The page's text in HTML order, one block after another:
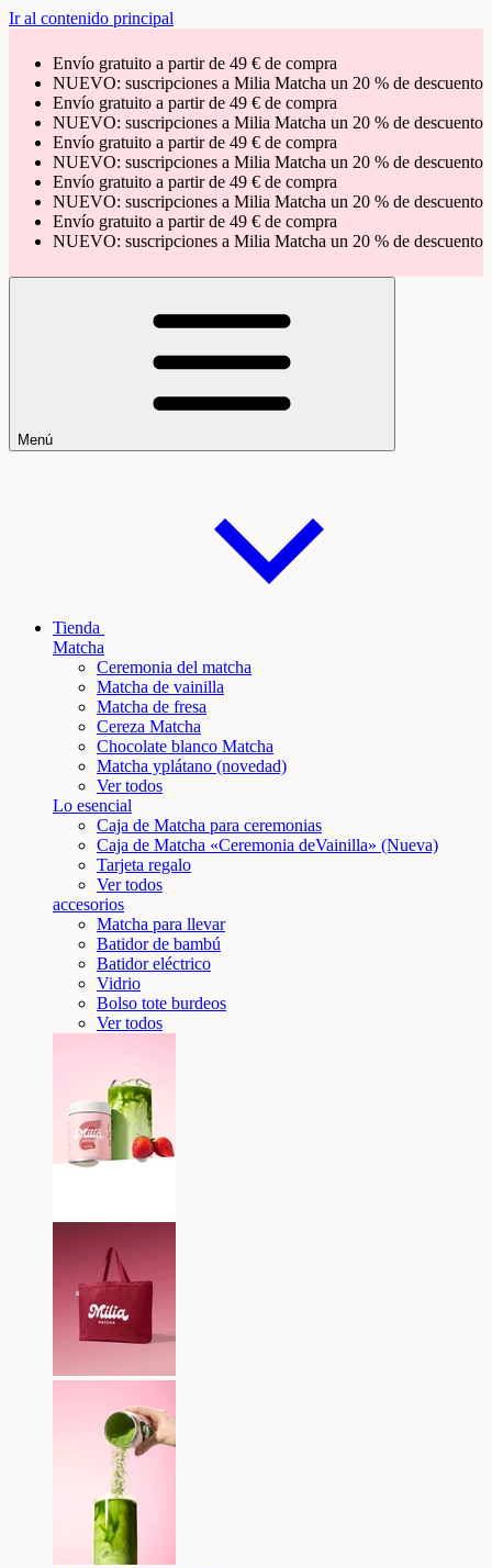
Ir al contenido principal
Envío gratuito a partir de 49 € de compra
NUEVO: suscripciones a Milia Matcha un 20 % de descuento
Envío gratuito a partir de 49 € de compra
NUEVO: suscripciones a Milia Matcha un 20 % de descuento
Envío gratuito a partir de 49 € de compra
NUEVO: suscripciones a Milia Matcha un 20 % de descuento
Envío gratuito a partir de 49 € de compra
NUEVO: suscripciones a Milia Matcha un 20 % de descuento
Envío gratuito a partir de 49 € de compra
NUEVO: suscripciones a Milia Matcha un 20 % de descuento
Menú
Tienda
Matcha
Ceremonia del matcha
Matcha de vainilla
Matcha de fresa
Cereza Matcha
Chocolate blanco Matcha
Matcha yplátano (novedad)
Ver todos
Lo esencial
Caja de Matcha para ceremonias
Caja de Matcha «Ceremonia deVainilla» (Nueva)
Tarjeta regalo
Ver todos
accesorios
Matcha para llevar
Batidor de bambú
Batidor eléctrico
Vidrio
Bolso tote burdeos
Ver todos